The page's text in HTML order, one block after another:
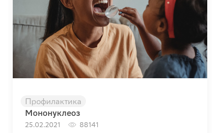
Профилактика
Мононуклеоз
25.02.2021 88141